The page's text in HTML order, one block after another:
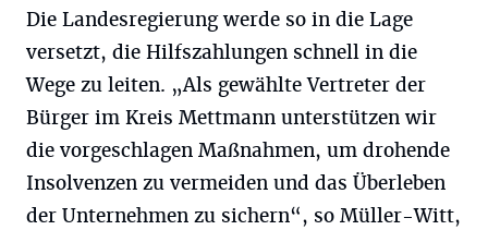
Die Landesregierung werde so in die Lage
versetzt, die Hilfszahlungen schnell in die
Wege zu leiten. „Als gewählte Vertreter der
Bürger im Kreis Mettmann unterstützen wir
die vorgeschlagen Maßnahmen, um drohende
Insolvenzen zu vermeiden und das Überleben
der Unternehmen zu sichern“, so Müller-Witt,